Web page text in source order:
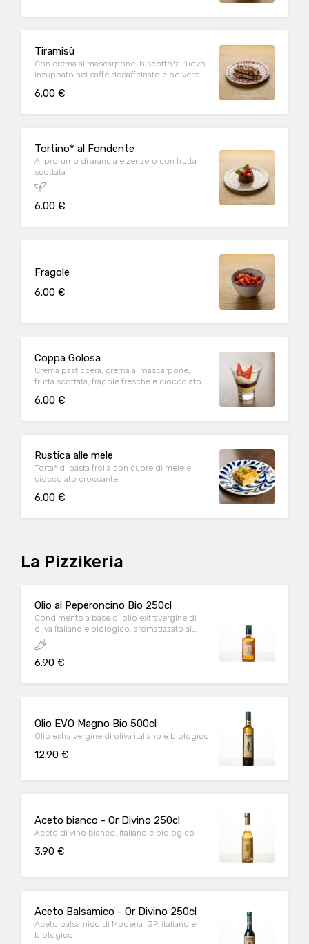
Tiramisù
Con crema al mascarpone, biscotto*all'uovo
inzuppato nel caffè decaffeinato e polvere di
6.00 €
Tortino* al Fondente
Al profumo di arancia e zenzero con frutta
scottata
6.00 €
Fragole
6.00 €
Coppa Golosa
Crema pasticcera, crema al mascarpone,
frutta scottata, fragole fresche e cioccolato
6.00 €
Rustica alle mele
Torta* di pasta frolla con cuore di mele e
cioccolato croccante
6.00 €
La Pizzikeria
Olio al Peperoncino Bio 250cl
Condimento a base di olio extravergine di
oliva italiano e biologico, aromatizzato al
peperoncino
6.90 €
Olio EVO Magno Bio 500cl
Olio extra vergine di oliva italiano e biologico
12.90 €
Aceto bianco - Or Divino 250cl
Aceto di vino bianco, italiano e biologico
3.90 €
Aceto Balsamico - Or Divino 250cl
Aceto balsamico di Modena IGP, italiano e
biologico